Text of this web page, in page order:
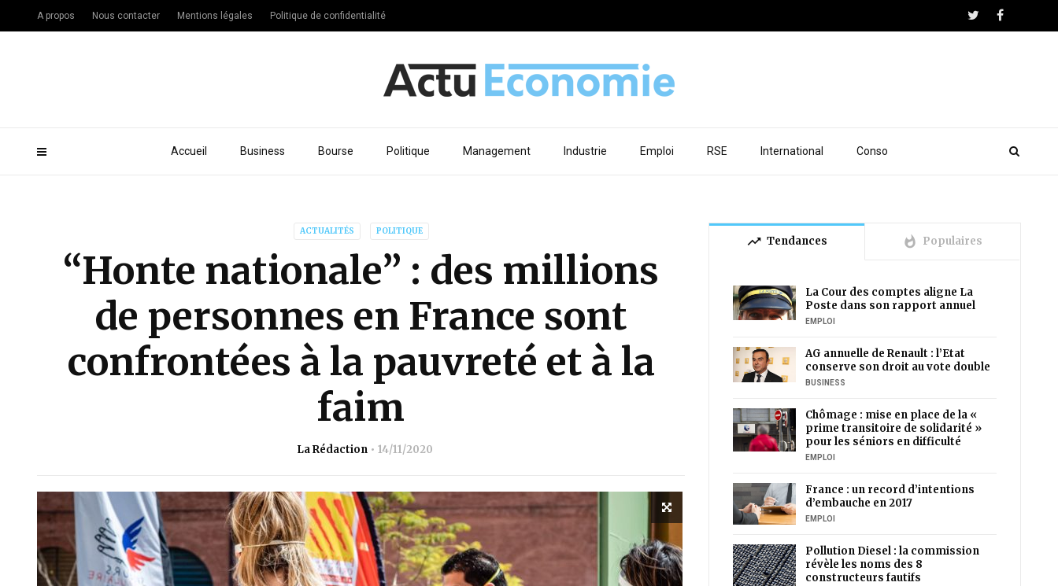
Accueil Business Bourse Politique Management Industrie Emploi RSE International Conso
A propos Nous contacter Mentions légales Politique de confidentialité
ACTUALITÉS POLITIQUE
“Honte nationale” : des millions
de personnes en France sont
confrontées à la pauvreté et à la
faim
La Rédaction 14/11/2020
trending_up Tendances whatshot Populaires
La Cour des comptes aligne La
Poste dans son rapport annuel
EMPLOI
AG annuelle de Renault : l’Etat
conserve son droit au vote double
BUSINESS
Chômage : mise en place de la «
prime transitoire de solidarité »
pour les séniors en difficulté
EMPLOI
France : un record d’intentions
d’embauche en 2017
EMPLOI
Pollution Diesel : la commission
révèle les noms des 8
constructeurs fautifs